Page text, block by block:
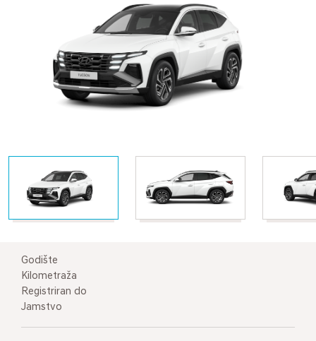
Godište
Kilometraža
Registriran do
Jamstvo